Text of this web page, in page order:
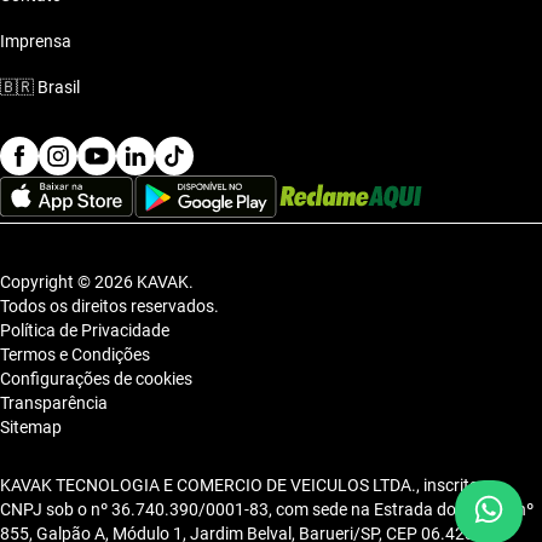
Imprensa
🇧🇷 Brasil
Copyright © 2026 KAVAK.
Todos os direitos reservados.
Política de Privacidade
Termos e Condições
Configurações de cookies
Transparência
Sitemap
KAVAK TECNOLOGIA E COMERCIO DE VEICULOS LTDA., inscrita no
CNPJ sob o nº 36.740.390/0001-83, com sede na Estrada dos Alpes, nº
855, Galpão A, Módulo 1, Jardim Belval, Barueri/SP, CEP 06.423-080